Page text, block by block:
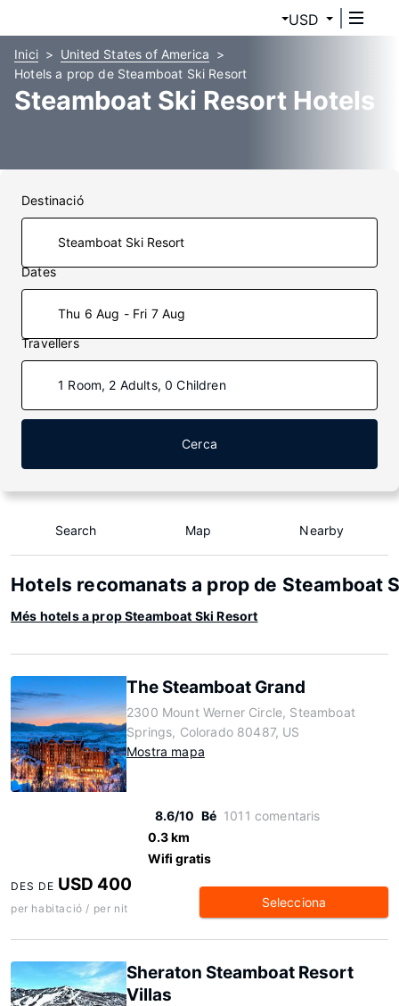
USD
Inici
United States of America
Hotels a prop de Steamboat Ski Resort
Steamboat Ski Resort Hotels
Destinació
Dates
Thu 6 Aug - Fri 7 Aug
Travellers
1 Room, 2 Adults, 0 Children
Cerca
Search Map Nearby
Hotels recomanats a prop de Steamboat
Més hotels a prop Steamboat Ski Resort
The Steamboat Grand
2300 Mount Werner Circle, Steamboat
Springs, Colorado 80487, US
Mostra mapa
8.6/10 Bé 1011 comentaris
0.3 km
Wifi gratis
DES DE USD 400
per habitació / per nit Selecciona
Sheraton Steamboat Resort
Villas